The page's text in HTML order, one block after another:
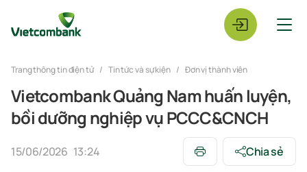
Trang thông tin điện tử Tin tức và sự kiện Đơn vị thành viên
Vietcombank Quảng Nam huấn luyện,
bồi dưỡng nghiệp vụ PCCC&CNCH
15/06/2026 13:24 Chia sẻ